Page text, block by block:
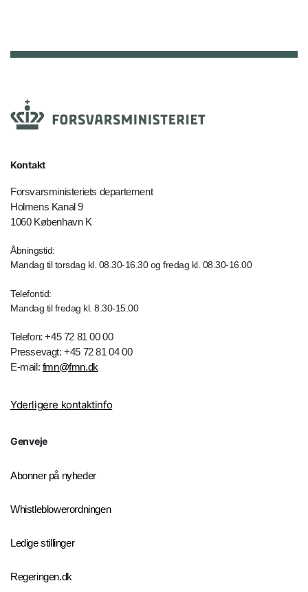
Kontakt
Forsvarsministeriets departement
Holmens Kanal 9
1060 København K
Åbningstid:
Mandag til torsdag kl. 08.30-16.30 og fredag kl. 08.30-16.00
Telefontid:
Mandag til fredag kl. 8.30-15.00
Telefon: +45 72 81 00 00
Pressevagt: +45 72 81 04 00
E-mail: fmn@fmn.dk
Yderligere kontaktinfo
Genveje
Abonner på nyheder
Whistleblowerordningen
Ledige stillinger
Regeringen.dk